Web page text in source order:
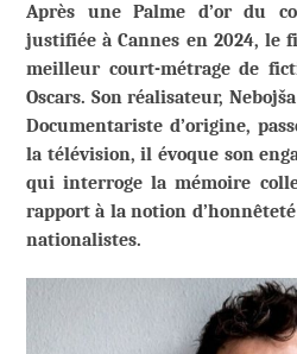
Après une Palme d’or du
justifiée à Cannes en 2024, le
meilleur court-métrage de
Oscars. Son réalisateur,
Documentariste d’origine,
la télévision, il évoque son
qui interroge la mémoire
rapport à la notion
nationalistes.